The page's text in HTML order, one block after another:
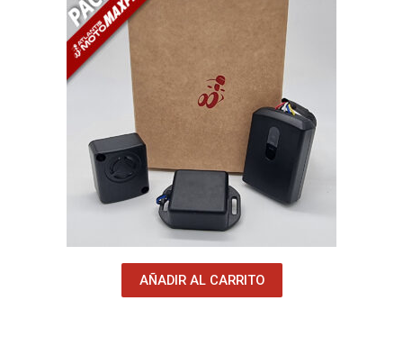
AÑADIR AL CARRITO